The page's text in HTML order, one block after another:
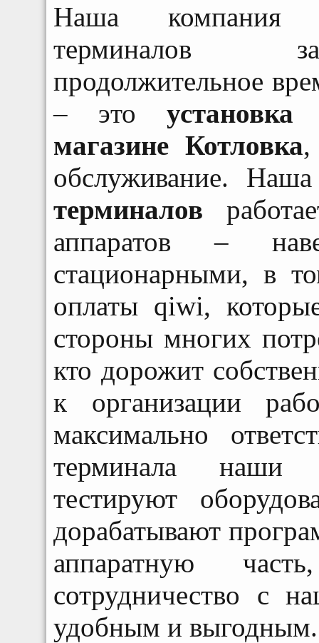
Наша компания
терминалов
продолжительное
– это
магазине Котловка,
обслуживание.
терминалов
аппаратов –
стационарными, в
оплаты qiwi,
стороны многих
кто дорожит
к организации
максимально
терминала наши
тестируют
дорабатывают
аппаратную
сотрудничество с
удобным и выгодным.